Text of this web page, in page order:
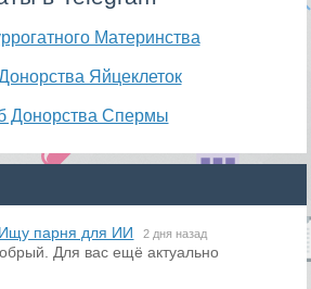
Материнства
Яйцеклеток
Донорства Спермы
Ищу парня для ИИ 2 дня назад
Для вас ещё актуально